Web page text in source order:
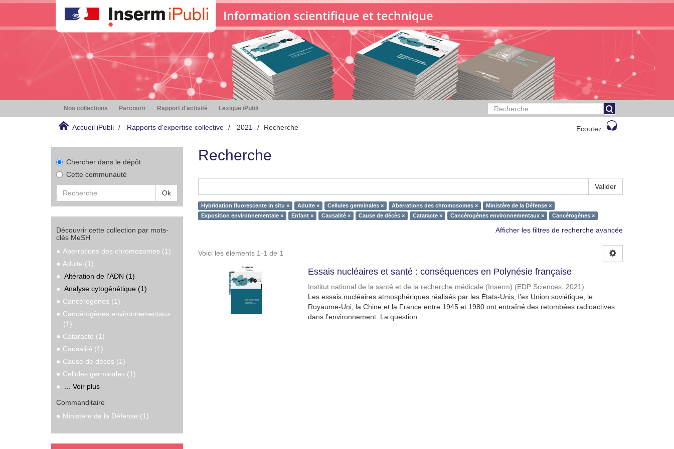
Nos collections Parcourir Rapport d'activité Lexique iPubli
Accueil iPubli Rapports d'expertise collective 2021 Recherche Ecoutez
Chercher dans le dépôt
Cette communauté
Ok
Découvrir cette collection par mots-
clés MeSH
Aberrations des chromosomes (1)
Adulte (1)
Altération de l'ADN (1)
Analyse cytogénétique (1)
Cancérogènes (1)
Cancérogènes environnementaux
(1)
Cataracte (1)
Causalité (1)
Cause de décès (1)
Cellules germinales (1)
... Voir plus
Commanditaire
Ministère de la Défense (1)
Recherche
Valider
Hybridation fluorescente in situ × Adulte × Cellules germinales × Aberrations des chromosomes ×
Ministère de la Défense ×
Exposition environnementale ×
Enfant × Causalité × Cause de décès × Cataracte × Cancérogènes environnementaux × Cancérogènes ×
Afficher les filtres de recherche avancée
Voici les éléments 1-1 de 1
Essais nucléaires et santé : conséquences en Polynésie française
Institut national de la santé et de la recherche médicale (Inserm) (EDP Sciences, 2021)
Les essais nucléaires atmosphériques réalisés par les États-Unis, l’ex Union soviétique, le
Royaume-Uni, la Chine et la France entre 1945 et 1980 ont entraîné des retombées radioactives
dans l’environnement. La question ...